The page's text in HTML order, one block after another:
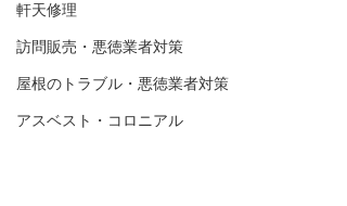
軒天修理
訪問販売・悪徳業者対策
屋根のトラブル・悪徳業者対策
アスベスト・コロニアル